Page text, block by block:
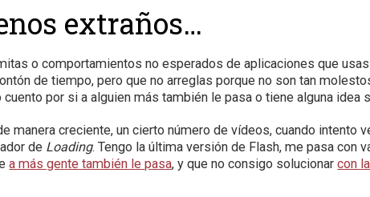
extraños…
o comportamientos no esperados de aplicaciones que
de tiempo, pero que no arreglas porque no son tan
por si a alguien más también le pasa o tiene alguna idea
manera creciente, un cierto número de vídeos, cuando intento
de Loading. Tengo la última versión de Flash, me pasa con
a más gente también le pasa, y que no consigo solucionarcon